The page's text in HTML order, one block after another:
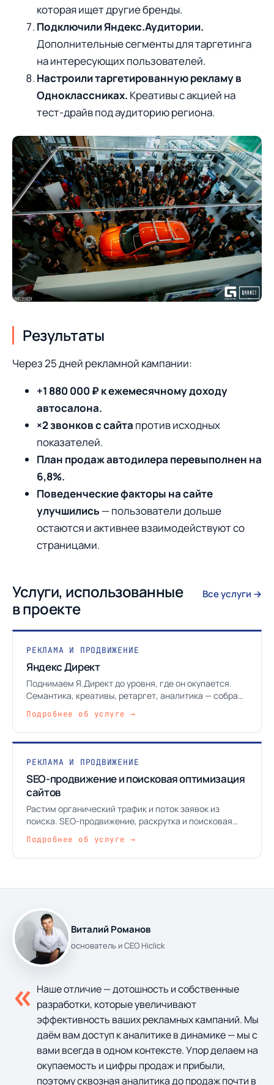
которая ищет другие бренды.
Подключили Яндекс.Аудитории.
Дополнительные сегменты для таргетинга
на интересующих пользователей.
Настроили таргетированную рекламу в
Одноклассниках. Креативы с акцией на
тест-драйв под аудиторию региона.
Результаты
Через 25 дней рекламной кампании:
+1 880 000 ₽ к ежемесячному доходу
автосалона.
×2 звонков с сайта против исходных
показателей.
План продаж автодилера перевыполнен на
6,8%.
Поведенческие факторы на сайте
улучшились — пользователи дольше
остаются и активнее взаимодействуют со
страницами.
Услуги, использованные
в проекте
Все услуги →
РЕКЛАМА И ПРОДВИЖЕНИЕ
Яндекс Директ
Поднимаем Я.Директ до уровня, где он окупается.
Семантика, креативы, ретаргет, аналитика — собрано
Подробнее об услуге →
РЕКЛАМА И ПРОДВИЖЕНИЕ
SEO-продвижение и поисковая оптимизация
сайтов
Растим органический трафик и поток заявок из
поиска. SEO-продвижение, раскрутка и поисковая
на честной семантике, технике и контенте. Заказать
аудит и смету — за 2–3 рабочих дня.
Подробнее об услуге →
Виталий Романов
основатель и CEO Hiclick
« Наше отличие — дотошность и собственные
разработки, которые увеличивают
эффективность ваших рекламных кампаний. Мы
даём вам доступ к аналитике в динамике — мы с
вами всегда в одном контексте. Упор делаем на
окупаемость и цифры продаж и прибыли,
поэтому сквозная аналитика до продаж почти в